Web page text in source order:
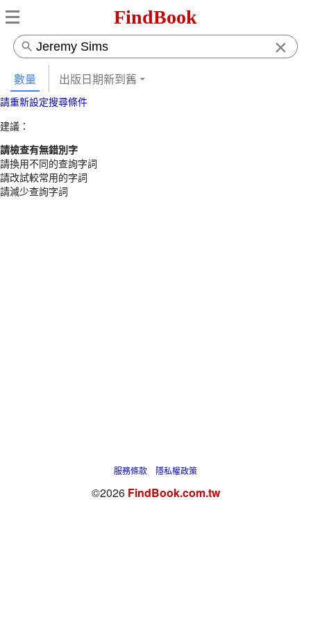
FindBook
×
數量 出版日期新到舊
請重新設定搜尋條件
建議：
請檢查有無錯別字
請換用不同的查詢字詞
請改試較常用的字詞
請減少查詢字詞
服務條款 隱私權政策
©2026 FindBook.com.tw